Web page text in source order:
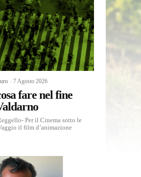
-7 Agosto 2026
fare nel fine
Per il Cinema sotto le
il film d’animazione